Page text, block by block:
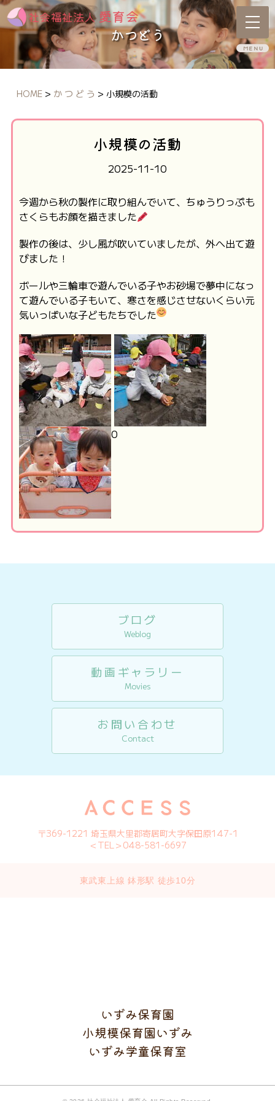
かつどう
HOME> か つ ど う > 小規模の活動
小規模の活動
2025-11-10
今週から秋の製作に取り組んでいて、ちゅうりっぷも
さくらもお顔を描きました
製作の後は、少し風が吹いていましたが、外へ出て遊
びました！
ボールや三輪車で遊んでいる子やお砂場で夢中になっ
て遊んでいる子もいて、寒さを感じさせないくらい元
気いっぱいな子どもたちでした
0
ブログ
Weblog
動画ギャラリー
Movies
お問い合わせ
Contact
〒369-1221 埼玉県大里郡寄居町大字保田原147-1
＜TEL＞048-581-6697
東武東上線 鉢形駅 徒歩10分
いずみ保育園
小規模保育園いずみ
いずみ学童保育室